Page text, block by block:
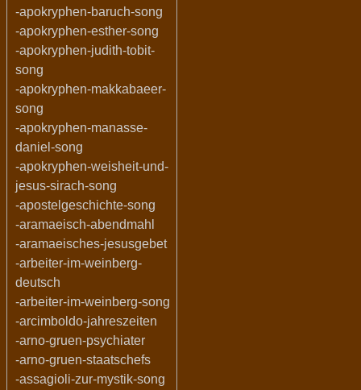
-apokryphen-baruch-song
-apokryphen-esther-song
-apokryphen-judith-tobit-
song
-apokryphen-makkabaeer-
song
-apokryphen-manasse-
daniel-song
-apokryphen-weisheit-und-
jesus-sirach-song
-apostelgeschichte-song
-aramaeisch-abendmahl
-aramaeisches-jesusgebet
-arbeiter-im-weinberg-
deutsch
-arbeiter-im-weinberg-song
-arcimboldo-jahreszeiten
-arno-gruen-psychiater
-arno-gruen-staatschefs
-assagioli-zur-mystik-song